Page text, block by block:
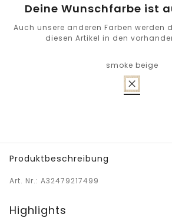
Deine Wunschfarbe ist
Auch unsere anderen Farben werden
diesen Artikel in den
smoke beige
Produktbeschreibung
Art. Nr.: A32479217499
Highlights